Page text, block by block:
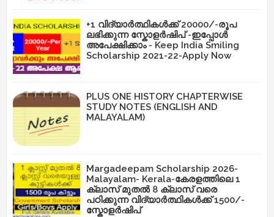
+1 വിദ്യാർത്ഥികൾക്ക് 20000/-രൂപ
ലഭിക്കുന്ന സ്കോളർഷിപ് -ഇപ്പോൾ
അപേക്ഷിക്കാം - Keep India Smiling
Scholarship 2021-22-Apply Now
PLUS ONE HISTORY CHAPTERWISE
STUDY NOTES (ENGLISH AND
MALAYALAM)
Margadeepam Scholarship 2026-
Malayalam- Kerala-കേരളത്തിലെ 1
ക്ലാസ് മുതൽ 8 ക്ലാസ് വരെ
പഠിക്കുന്ന വിദ്യാർത്ഥികൾക്ക് 1500/-
സ്കോളർഷിപ്